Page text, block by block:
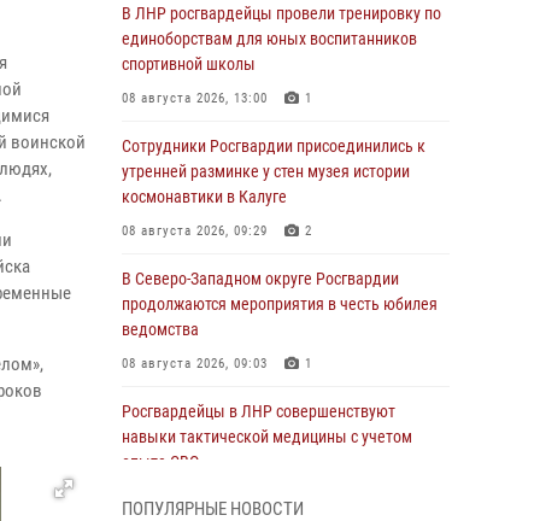
воинской
В ЛНР росгвардейцы провели тренировку по
единоборствам для юных воспитанников
спортивной школы
08 августа 2026, 13:00 1
Сотрудники Росгвардии присоединились к
утренней разминке у стен музея истории
космонавтики в Калуге
08 августа 2026, 09:29 2
В Северо-Западном округе Росгвардии
продолжаются мероприятия в честь юбилея
ведомства
08 августа 2026, 09:03 1
Росгвардейцы в ЛНР совершенствуют
навыки тактической медицины с учетом
опыта СВО
ПОПУЛЯРНЫЕ НОВОСТИ